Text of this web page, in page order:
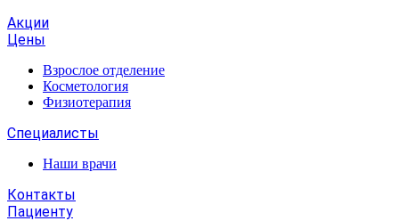
Акции
Цены
Взрослое отделение
Косметология
Физиотерапия
Специалисты
Наши врачи
Контакты
Пациенту